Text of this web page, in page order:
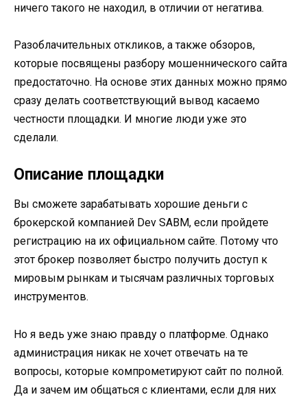
ничего такого не находил, в отличии от негатива.
Разоблачительных откликов, а также обзоров,
которые посвящены разбору мошеннического сайта
предостаточно. На основе этих данных можно прямо
сразу делать соответствующий вывод касаемо
честности площадки. И многие люди уже это
сделали.
Описание площадки
Вы сможете зарабатывать хорошие деньги с
брокерской компанией Dev SABM, если пройдете
регистрацию на их официальном сайте. Потому что
этот брокер позволяет быстро получить доступ к
мировым рынкам и тысячам различных торговых
инструментов.
Но я ведь уже знаю правду о платформе. Однако
администрация никак не хочет отвечать на те
вопросы, которые компрометируют сайт по полной.
Да и зачем им общаться с клиентами, если для них